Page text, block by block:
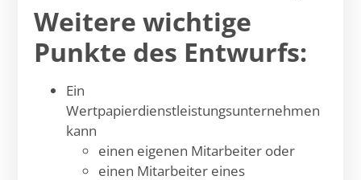
Weitere wichtige
Punkte des Entwurfs:
Ein
Wertpapierdienstleistungsunternehmen
kann
einen eigenen Mitarbeiter oder
einen Mitarbeiter eines